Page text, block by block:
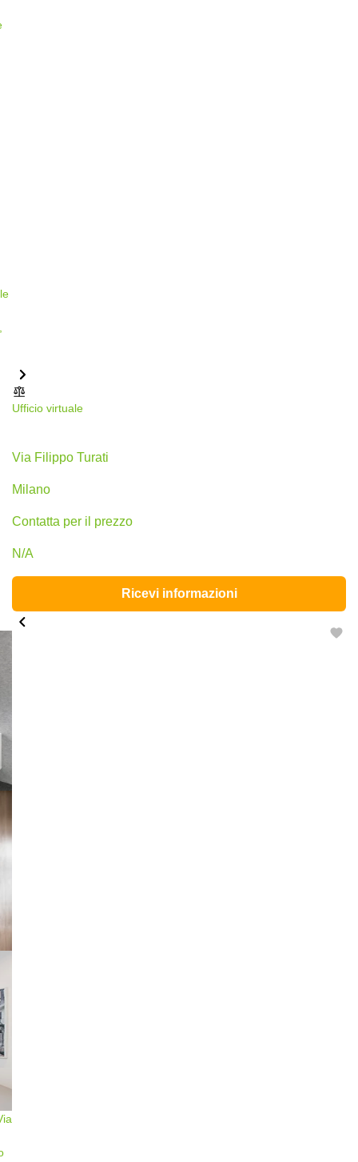
Ufficio virtuale
Via Filippo Turati
Milano
Сontatta per il prezzo
N/A
Ricevi informazioni